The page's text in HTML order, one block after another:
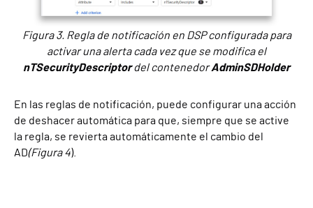
Figura 3. Regla de notificación en DSP configurada para
activar una alerta cada vez que se modifica el
nTSecurityDescriptordel contenedorAdminSDHolder
En las reglas de notificación, puede configurar una acción
de deshacer automática para que, siempre que se active
la regla, se revierta automáticamente el cambio del
AD(Figura 4).